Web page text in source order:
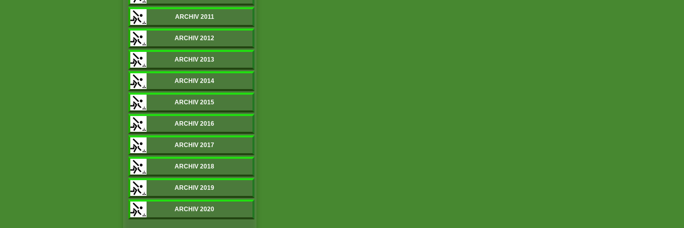
ARCHIV 2011
ARCHIV 2012
ARCHIV 2013
ARCHIV 2014
ARCHIV 2015
ARCHIV 2016
ARCHIV 2017
ARCHIV 2018
ARCHIV 2019
ARCHIV 2020